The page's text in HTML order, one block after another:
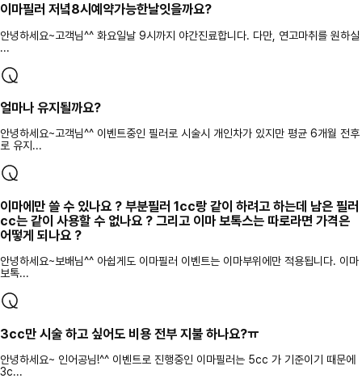
이마필러 저녘8시예약가능한날잇을까요?
안녕하세요~고객님^^ 화요일날 9시까지 야간진료합니다. 다만, 연고마취를 원하실
...
얼마나 유지될까요?
안녕하세요~고객님^^ 이벤트중인 필러로 시술시 개인차가 있지만 평균 6개월 전후
로 유지...
이마에만 쓸 수 있나요 ? 부분필러 1cc랑 같이 하려고 하는데 남은 필러
cc는 같이 사용할 수 없나요 ? 그리고 이마 보톡스는 따로라면 가격은
어떻게 되나요 ?
안녕하세요~보배님^^ 아쉽게도 이마필러 이벤트는 이마부위에만 적용됩니다. 이마
보톡...
3cc만 시술 하고 싶어도 비용 전부 지불 하나요?ㅠ
안녕하세요~ 인어공님!^^ 이벤트로 진행중인 이마필러는 5cc 가 기준이기 때문에
3c...